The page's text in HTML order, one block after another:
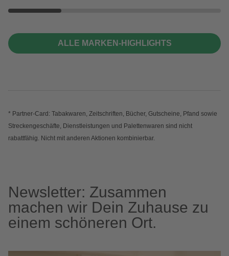
ALLE MARKEN-HIGHLIGHTS
* Partner-Card: Tabakwaren, Zeitschriften, Bücher, Gutscheine, Pfand sowie
Streckengeschäfte, Dienstleistungen und Palettenwaren sind nicht
rabattfähig. Nicht mit anderen Aktionen kombinierbar.
Newsletter: Zusammen
machen wir Dein Zuhause zu
einem schöneren Ort.